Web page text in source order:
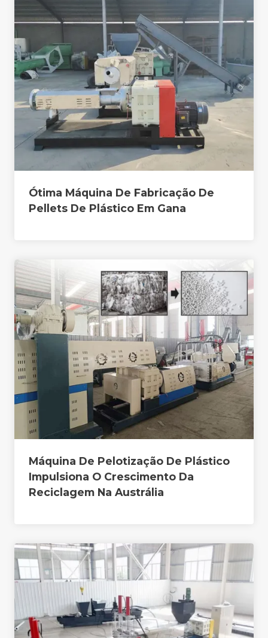
Ótima Máquina De Fabricação De
Pellets De Plástico Em Gana
Máquina De Pelotização De Plástico
Impulsiona O Crescimento Da
Reciclagem Na Austrália